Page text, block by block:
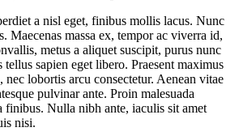
a nisl eget, finibus mollis lacus. Nunc
Maecenas massa ex, tempor ac viverra id,
metus a aliquet suscipit, purus nunc
tellus sapien eget libero. Praesent maximus
nec lobortis arcu consectetur. Aenean vitae
pulvinar ante. Proin malesuada
finibus. Nulla nibh ante, iaculis sit amet
nisi.